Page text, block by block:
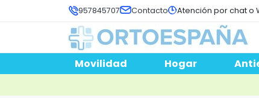
957845707 Contacto Atención por chat o
Movilidad
Hogar